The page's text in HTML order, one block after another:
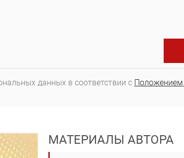
данных в соответствии с Положением
МАТЕРИАЛЫ АВТОРА